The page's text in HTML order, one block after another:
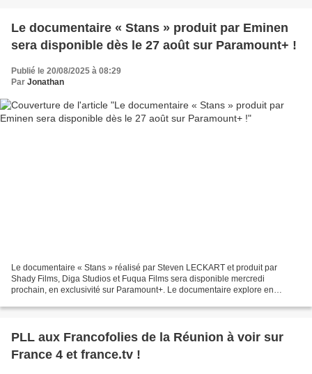
Le documentaire « Stans » produit par Eminen
sera disponible dès le 27 août sur Paramount+ !
Publié le 20/08/2025 à 08:29
Par Jonathan
Le documentaire « Stans » réalisé par Steven LECKART et produit par
Shady Films, Diga Studios et Fuqua Films sera disponible mercredi
prochain, en exclusivité sur Paramount+. Le documentaire explore en
PLL aux Francofolies de la Réunion à voir sur
France 4 et france.tv !